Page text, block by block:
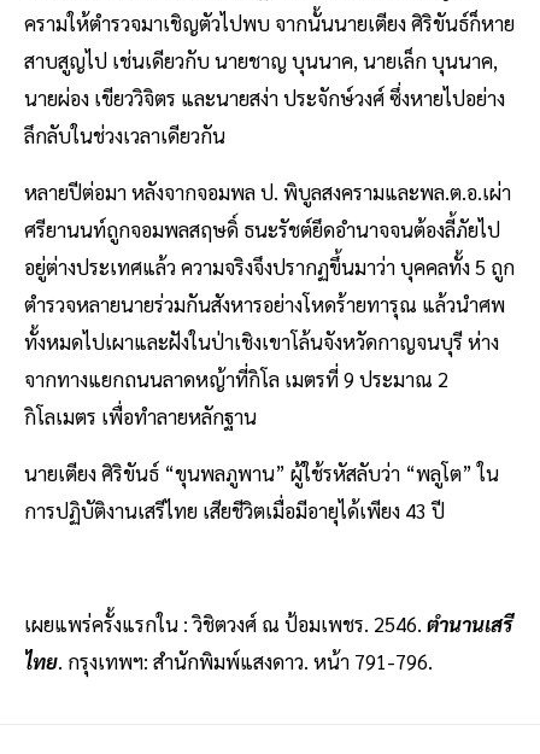
ครามให้ตํารวจมาเชิญตัวไปพบ จากนั้นนายเตียง ศิริขันธ์ก็หาย
สาบสูญไป เช่นเดียวกับ นายชาญ บุนนาค, นายเล็ก บุนนาค,
นายผ่อง เขียววิจิตร และนายสง่า ประจักษ์วงศ์ ซึ่งหายไปอย่าง
ลึกลับในช่วงเวลาเดียวกัน
หลายปีต่อมา หลังจากจอมพล ป. พิบูลสงครามและพล.ต.อ.เผ่า
ศรียานนท์ถูกจอมพลสฤษดิ์ ธนะรัชต์ยึดอำนาจจนต้องลี้ภัยไป
อยู่ต่างประเทศแล้ว ความจริงจึงปรากฏขึ้นมาว่า บุคคลทั้ง 5 ถูก
ตํารวจหลายนายร่วมกันสังหารอย่างโหดร้ายทารุณ แล้วนําศพ
ทั้งหมดไปเผาและฝังในป่าเชิงเขาโล้นจังหวัดกาญจนบุรี ห่าง
จากทางแยกถนนลาดหญ้าที่กิโล เมตรที่ 9 ประมาณ 2
กิโลเมตร เพื่อทําลายหลักฐาน
นายเตียง ศิริขันธ์ “ขุนพลภูพาน” ผู้ใช้รหัสลับว่า “พลูโต” ใน
การปฏิบัติงานเสรีไทย เสียชีวิตเมื่อมีอายุได้เพียง 43 ปี
เผยแพร่ครั้งแรกใน : วิชิตวงศ์ ณ ป้อมเพชร. 2546. ตำนานเสรี
ไทย. กรุงเทพฯ: สำนักพิมพ์แสงดาว. หน้า 791-796.